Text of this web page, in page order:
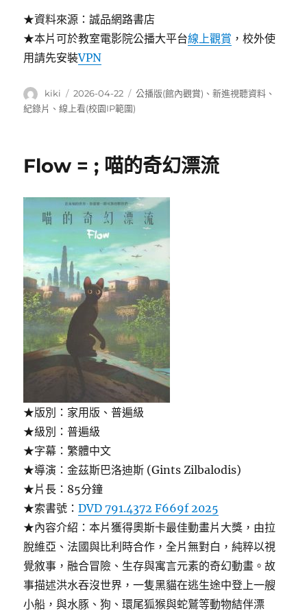
★資料來源：誠品網路書店
★本片可於教室電影院公播大平台線上觀賞 ，校外使
用請先安裝VPN
作
者
kiki
發
佈
2026-04-22
分
公播版(館內觀賞) 、新進視聽資料 、
紀錄片 、線上看(校園IP範圍)
Flow = ; 喵的奇幻漂流
★版別：家用版、普遍級
★級別：普遍級
★字幕：繁體中文
★導演：金茲斯巴洛迪斯 (Gints Zilbalodis)
★片長：85分鐘
★索書號：DVD 791.4372 F669f 2025
★內容介紹：本片獲得奧斯卡最佳動畫片大獎，由拉
脫維亞、法國與比利時合作，全片無對白，純粹以視
覺敘事，融合冒險、生存與寓言元素的奇幻動畫。故
事描述洪水吞沒世界，一隻黑貓在逃生途中登上一艘
小船，與水豚、狗、環尾狐猴與蛇鷲等動物結伴漂